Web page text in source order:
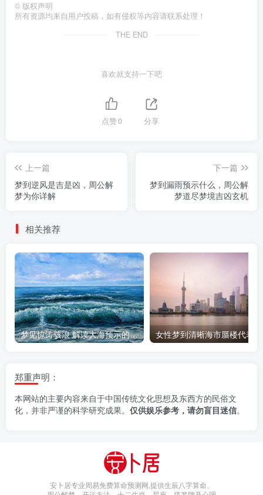
© 版权声明
所有资源均来自用户投稿，如有侵权等内容请联系处理！
THE END
喜欢就支持一下吧
点赞0 分享
上一篇
梦到逆风是吉是凶，周公解
梦为你详解
下一篇
梦到漏雨预示什么，周公解
梦道尽梦境吉凶玄机
相关推荐
梦见惊涛骇浪 解读大海预示的人生变故
郑重声明：
本网站的主要内容来自于中国传统文化思想及东西方的民俗文
化，并非严谨的科学研究成果。 仅供娱乐参考，请勿盲目迷信。
安卜居专业周易免费算命预测网,提供生辰八字算命、